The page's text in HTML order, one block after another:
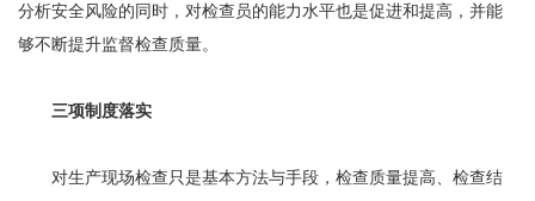
分析安全风险的同时，对检查员的能力水平也是促进和提高，并能
够不断提升监督检查质量。
三项制度落实
对生产现场检查只是基本方法与手段，检查质量提高、检查结